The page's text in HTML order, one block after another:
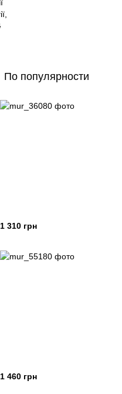
По популярности
1 310 грн
1 460 грн